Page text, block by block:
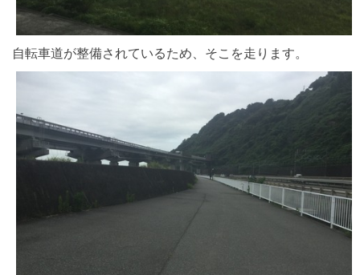
自転車道が整備されているため、そこを走ります。